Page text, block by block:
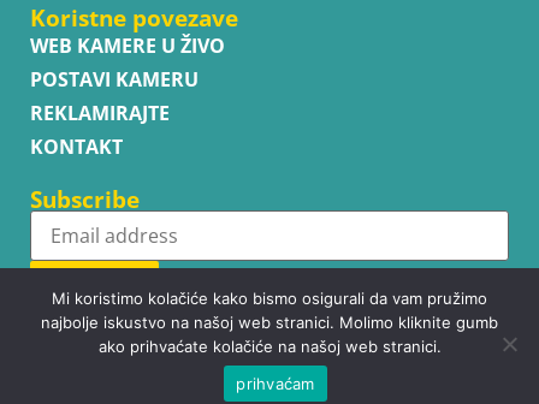
Koristne povezave
WEB KAMERE U ŽIVO
POSTAVI KAMERU
REKLAMIRAJTE
KONTAKT
Subscribe
Subscribe
Copyright © WhatsupCams 2016 - 2026. All right reserved.
Mi koristimo kolačiće kako bismo osigurali da vam pružimo
najbolje iskustvo na našoj web stranici. Molimo kliknite gumb
ako prihvaćate kolačiće na našoj web stranici.
prihvaćam